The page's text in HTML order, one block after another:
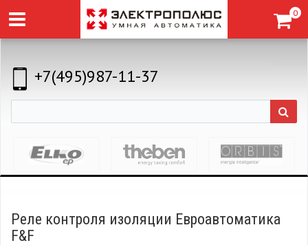
0
+7(495)987-11-37
Реле контроля изоляции Евроавтоматика
F&F